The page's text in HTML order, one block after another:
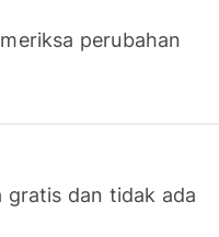
perubahan
gratis dan tidak ada